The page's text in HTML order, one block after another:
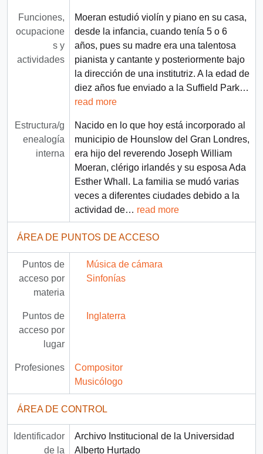
Funciones,
ocupacione
s y
actividades
Moeran estudió violín y piano en su casa,
desde la infancia, cuando tenía 5 o 6
años,​ pues su madre era una talentosa
pianista y cantante y posteriormente bajo
la dirección de una institutriz. A la edad de
diez años fue enviado a la Suffield Park…
read more
Estructura/g
enealogía
interna
Nacido en lo que hoy está incorporado al
municipio de Hounslow del Gran Londres,
era hijo del reverendo Joseph William
Moeran, clérigo irlandés y su esposa Ada
Esther Whall. La familia se mudó varias
veces a diferentes ciudades debido a la
actividad de… read more
ÁREA DE PUNTOS DE ACCESO
Puntos de
acceso por
materia
Música de cámara
Sinfonías
Puntos de
acceso por
lugar
Inglaterra
Profesiones
Compositor
Musicólogo
ÁREA DE CONTROL
Identificador
de la
Archivo Institucional de la Universidad
Alberto Hurtado